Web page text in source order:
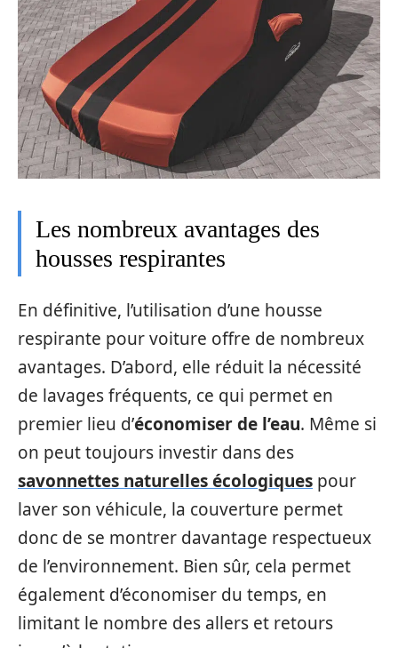
Les nombreux avantages des
housses respirantes
En définitive, l’utilisation d’une housse
respirante pour voiture offre de nombreux
avantages. D’abord, elle réduit la nécessité
de lavages fréquents, ce qui permet en
premier lieu d’économiser de l’eau. Même si
on peut toujours investir dans des
savonnettes naturelles écologiques pour
laver son véhicule, la couverture permet
donc de se montrer davantage respectueux
de l’environnement. Bien sûr, cela permet
également d’économiser du temps, en
limitant le nombre des allers et retours